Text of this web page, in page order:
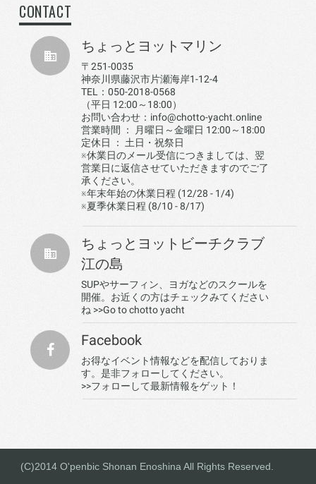
CONTACT
ちょっとヨットマリン
〒251-0035
神奈川県藤沢市片瀬海岸1-12-4
TEL：050-2018-0568
（平日 12:00～18:00）
お問い合わせ：info@chotto-yacht.online
営業時間 ： 月曜日～金曜日 12:00～18:00
定休日 ： 土日・祝祭日
※休業日のメール受信につきましては、翌
営業日に返信させていただきますのでご了
承ください。
※年末年始の休業日程 (12/28 - 1/4)
※夏季休業日程 (8/10 - 8/17)
ちょっとヨットビーチクラブ
江の島
SUPやサーフィン、ヨガなどのスクールを
開催。お近くの方はチェックみてください
ね >>Go to chotto yacht
Facebook
お得なイベント情報などを配信しておりま
す。是非フォローしてください。
>>フォローして最新情報をゲット！
(C)2014 O'penbic Shonan Enoshina All Rights Reserved.